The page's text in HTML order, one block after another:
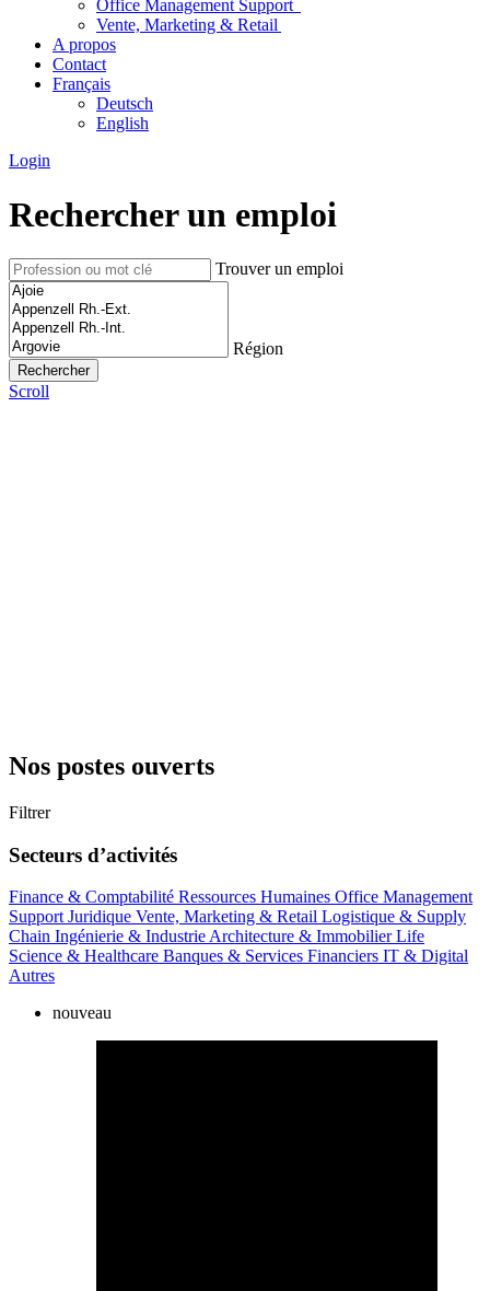
Office Management Support
Vente, Marketing & Retail
A propos
Contact
Français
Deutsch
English
Login
Rechercher un emploi
Trouver un emploi
Région
Scroll
Nos postes ouverts
Filtrer
Secteurs d’activités
Finance & Comptabilité Ressources Humaines Office Management
SupportJuridique Vente, Marketing & Retail Logistique & Supply
Chain Ingénierie & IndustrieArchitecture & ImmobilierLife
Science & Healthcare Banques & Services Financiers IT & Digital
Autres
nouveau